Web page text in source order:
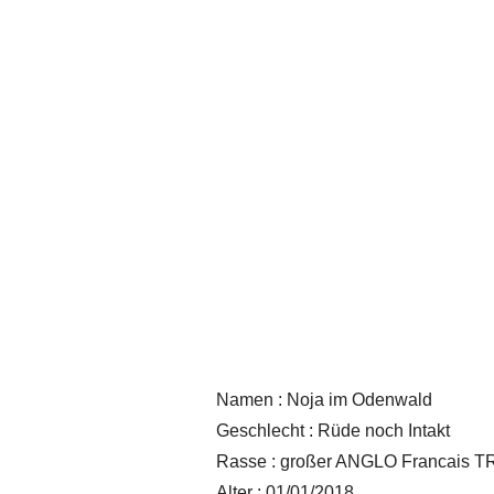
Namen : Noja im Odenwald
Geschlecht : Rüde noch Intakt
Rasse : großer ANGLO Francais